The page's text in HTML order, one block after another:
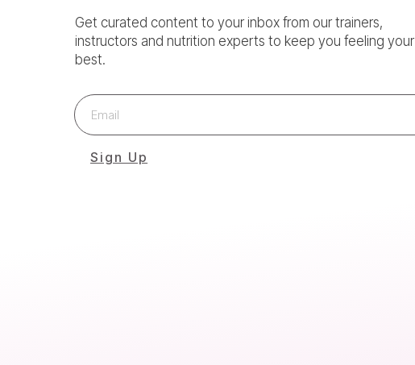
Get curated content to your inbox from our trainers,
instructors and nutrition experts to keep you feeling your
best.
Sign Up